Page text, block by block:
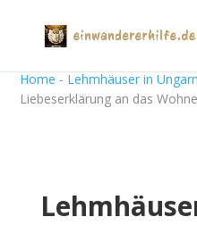
Home - Lehmhäuser in Ungarn
Liebeserklärung an das